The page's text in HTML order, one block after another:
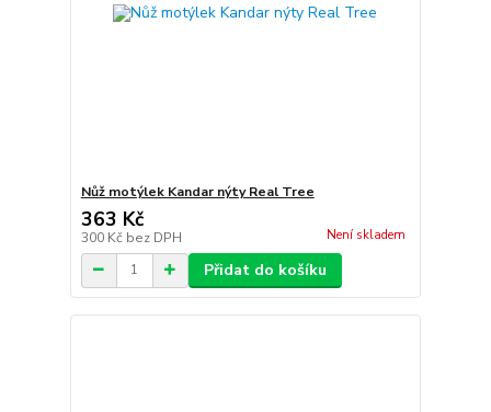
Nůž motýlek Kandar nýty Real Tree
363 Kč
300 Kč bez DPH Není skladem
Přidat do košíku